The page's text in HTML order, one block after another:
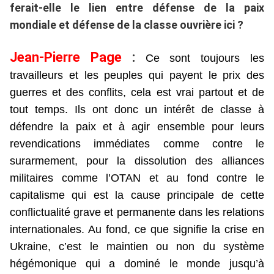
ferait-elle le lien entre défense de la paix
mondiale et défense de la classe ouvrière ici ?
Jean-Pierre Page:
Ce sont toujours les
travailleurs et les peuples qui payent le prix des
guerres et des conflits, cela est vrai partout et de
tout temps. Ils ont donc un intérêt de classe à
défendre la paix et à agir ensemble pour leurs
revendications immédiates comme contre le
surarmement, pour la dissolution des alliances
militaires comme l’OTAN et au fond contre le
capitalisme qui est la cause principale de cette
conflictualité grave et permanente dans les relations
internationales. Au fond, ce que signifie la crise en
Ukraine, c’est le maintien ou non du système
hégémonique qui a dominé le monde jusqu’à